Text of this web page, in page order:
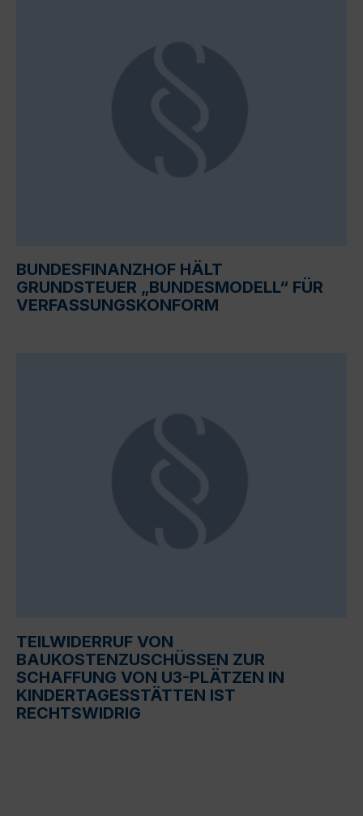
BUNDESFINANZHOF HÄLT
GRUNDSTEUER „BUNDESMODELL“ FÜR
VERFASSUNGSKONFORM
TEILWIDERRUF VON
BAUKOSTENZUSCHÜSSEN ZUR
SCHAFFUNG VON U3-PLÄTZEN IN
KINDERTAGESSTÄTTEN IST
RECHTSWIDRIG